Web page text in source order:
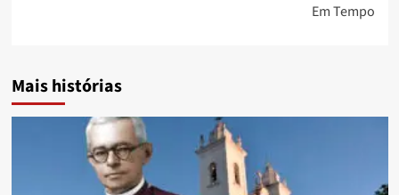
Em Tempo
Mais histórias